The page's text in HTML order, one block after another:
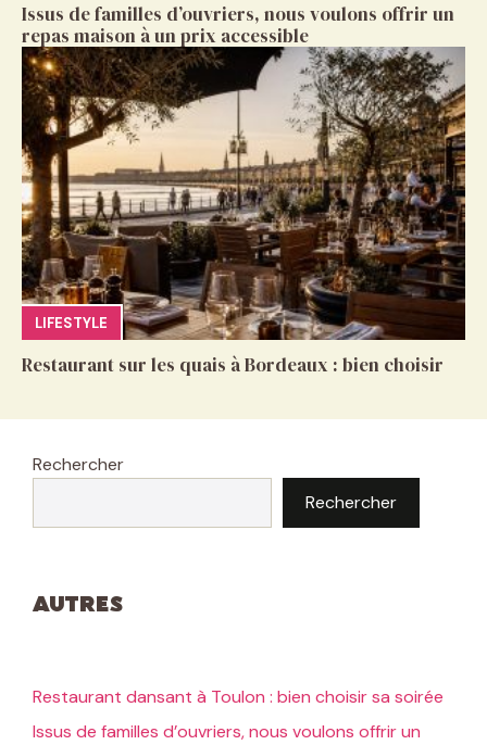
Issus de familles d’ouvriers, nous voulons offrir un
repas maison à un prix accessible
LIFESTYLE
Restaurant sur les quais à Bordeaux : bien choisir
Rechercher
Rechercher
Autres
Restaurant dansant à Toulon : bien choisir sa soirée
Issus de familles d’ouvriers, nous voulons offrir un